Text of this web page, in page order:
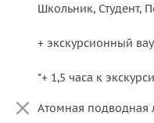
Школьник, Студент,
+ экскурсионный
*+ 1,5 часа к
Атомная подводная